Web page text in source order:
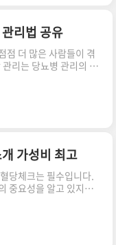
바로가기경제 공부 10
로가기10분 혈당 측정
게 혈당 수치는 건강 관
혈당 측정을 통해 사용
상태를 확인하고, 이를
투여를 조..
리법 공유
점 더 많은 사람들이 겪
리는 당뇨병 관리의 핵
으로 관리하기 위해 휴
이 필수적입니다. 이번
관리 방법과 추천 어
. ▼▼▼ 바로 확인 하면
폰 지키는 법 바로가기
리는 당뇨병 환자에게
절한 혈당 수치는 합병
건강 유지에 큰 영향을
적으로 체크하고 관리
본입니다. 이를 통해 식
가성비 최고
당체크는 필수입니다.
중요성을 알고 있지만,
경우가 많습니다. 이
맞는 혈당 체크 방법
품들을 추천합니다. 이
수 있도록 도와드리겠